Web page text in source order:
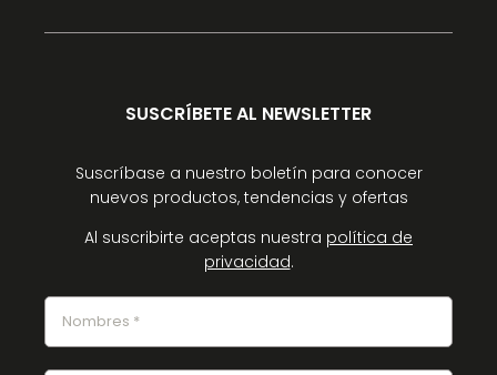
SUSCRÍBETE AL NEWSLETTER
Suscríbase a nuestro boletín para conocer
nuevos productos, tendencias y ofertas
Al suscribirte aceptas nuestra política de
privacidad.